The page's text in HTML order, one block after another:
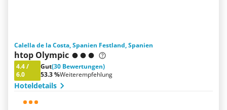
Calella de la Costa, Spanien Festland, Spanien
htop Olympic
4.4/
6.0
Gut(30 Bewertungen)
53.3 %Weiterempfehlung
Hoteldetails